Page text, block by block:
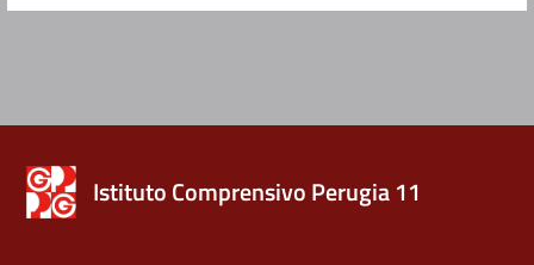
Istituto Comprensivo Perugia 11